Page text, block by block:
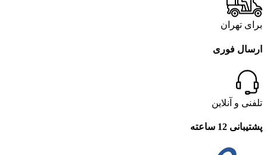
برای تهران
ارسال فوری
تلفنی و آنلاین
پشتیبانی 12 ساعته